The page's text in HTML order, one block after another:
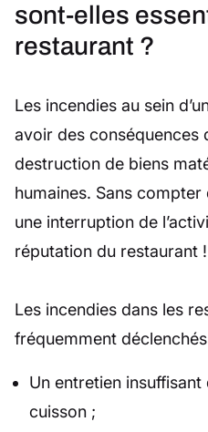
sont-elles
restaurant ?
Les incendies au sein
avoir des conséquences
destruction de biens
humaines. Sans compter
une interruption de
réputation du restaurant !
Les incendies dans les
fréquemment
Un entretien
cuisson ;